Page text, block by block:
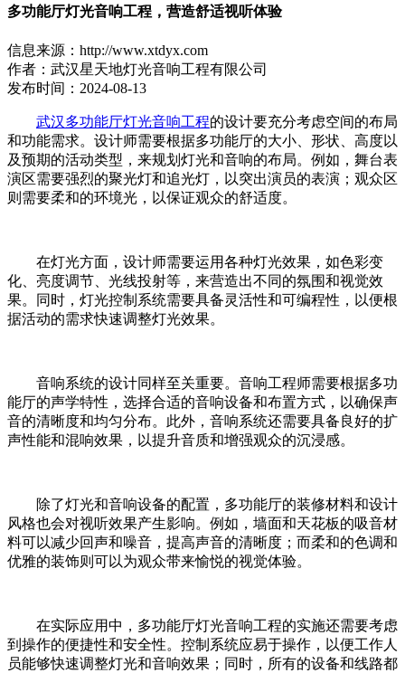
多功能厅灯光音响工程，营造舒适视听体验
信息来源：http://www.xtdyx.com
作者：武汉星天地灯光音响工程有限公司
发布时间：2024-08-13
武汉多功能厅灯光音响工程的设计要充分考虑空间的布局
和功能需求。设计师需要根据多功能厅的大小、形状、高度以
及预期的活动类型，来规划灯光和音响的布局。例如，舞台表
演区需要强烈的聚光灯和追光灯，以突出演员的表演；观众区
则需要柔和的环境光，以保证观众的舒适度。
在灯光方面，设计师需要运用各种灯光效果，如色彩变
化、亮度调节、光线投射等，来营造出不同的氛围和视觉效
果。同时，灯光控制系统需要具备灵活性和可编程性，以便根
据活动的需求快速调整灯光效果。
音响系统的设计同样至关重要。音响工程师需要根据多功
能厅的声学特性，选择合适的音响设备和布置方式，以确保声
音的清晰度和均匀分布。此外，音响系统还需要具备良好的扩
声性能和混响效果，以提升音质和增强观众的沉浸感。
除了灯光和音响设备的配置，多功能厅的装修材料和设计
风格也会对视听效果产生影响。例如，墙面和天花板的吸音材
料可以减少回声和噪音，提高声音的清晰度；而柔和的色调和
优雅的装饰则可以为观众带来愉悦的视觉体验。
在实际应用中，多功能厅灯光音响工程的实施还需要考虑
到操作的便捷性和安全性。控制系统应易于操作，以便工作人
员能够快速调整灯光和音响效果；同时，所有的设备和线路都